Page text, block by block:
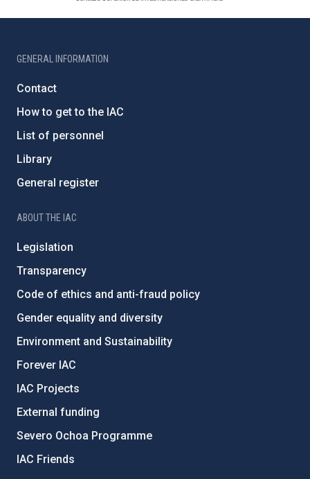
GENERAL INFORMATION
Contact
How to get to the IAC
List of personnel
Library
General register
ABOUT THE IAC
Legislation
Transparency
Code of ethics and anti-fraud policy
Gender equality and diversity
Environment and Sustainability
Forever IAC
IAC Projects
External funding
Severo Ochoa Programme
IAC Friends